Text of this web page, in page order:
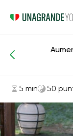
Asanas y
5 min 50